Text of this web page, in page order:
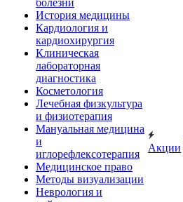
болезни
История медицины
Кардиология и
кардиохирургия
Клиническая
лабораторная
диагностика
Косметология
Лечебная физкультура
и физиотерапия
Мануальная медицина
и
иглорефлексотерапия
Медицинское право
Методы визуализации
Неврология и
Акции